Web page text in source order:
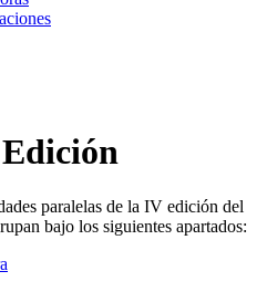
paralelas de la IV edición del
bajo los siguientes apartados: